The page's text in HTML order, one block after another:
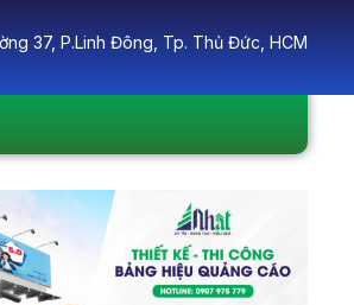
37, P.Linh Đông, Tp. Thủ Đức, HCM